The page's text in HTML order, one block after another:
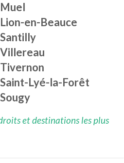
Muel
Lion-en-Beauce
Santilly
Villereau
Tivernon
Saint-Lyé-la-Forêt
Sougy
et destinations les plus